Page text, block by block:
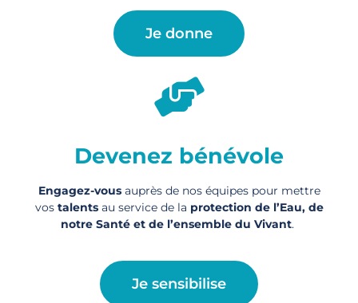
Je donne
Devenez bénévole
Engagez-vousauprès de nos équipes pour mettre
vos talentsau service de la protection de l’Eau, de
notre Santé et de l’ensemble du Vivant.
Je sensibilise